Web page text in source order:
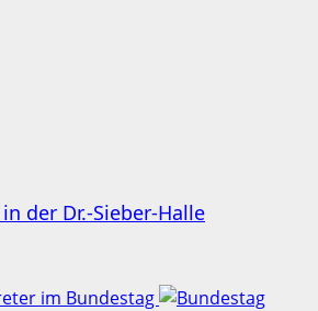
der Dr.-Sieber-Halle
im Bundestag